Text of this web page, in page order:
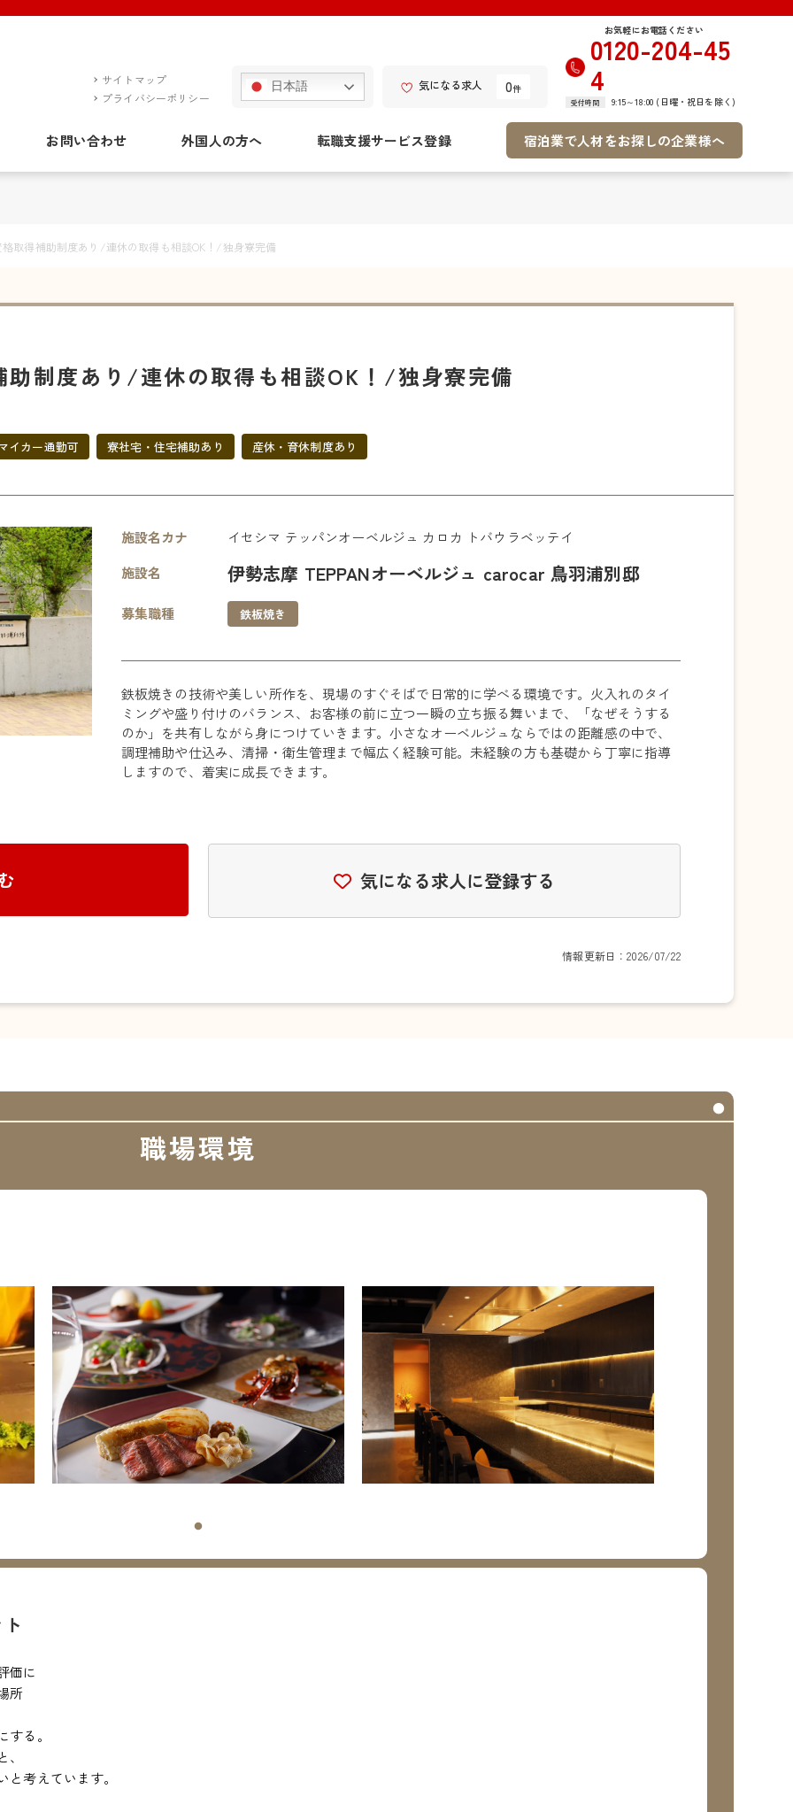
サイトマップ
プライバシーポリシー
日本語 気になる求人 0件
お気軽にお電話ください
0120-204-45
4
受付時間 9:15～18:00 (日曜・祝日を除く)
お問い合わせ 外国人の方へ 転職支援サービス登録 宿泊業で人材をお探しの企業様へ
取得補助制度あり/連休の取得も相談OK！/独身寮完備
制度あり/連休の取得も相談OK！/独身寮完備
イカー通勤可 寮社宅・住宅補助あり 産休・育休制度あり
施設名カナ
イセシマ テッパンオーベルジュ カロカ トバウラベッテイ
施設名
伊勢志摩 TEPPANオーベルジュ carocar 鳥羽浦別邸
募集職種 鉄板焼き
鉄板焼きの技術や美しい所作を、現場のすぐそばで日常的に学べる環境です。火入れのタイ
ミングや盛り付けのバランス、お客様の前に立つ一瞬の立ち振る舞いまで、「なぜそうする
のか」を共有しながら身につけていきます。小さなオーベルジュならではの距離感の中で、
調理補助や仕込み、清掃・衛生管理まで幅広く経験可能。未経験の方も基礎から丁寧に指導
しますので、着実に成長できます。
気になる求人に登録する
情報更新日：2026/07/22
職場環境
価に
所
る。
考えています。